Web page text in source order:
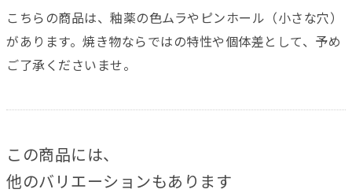
こちらの商品は、釉薬の色ムラやピンホール（小さな穴）
があります。焼き物ならではの特性や個体差として、予め
ご了承くださいませ。
この商品には、
他のバリエーションもあります